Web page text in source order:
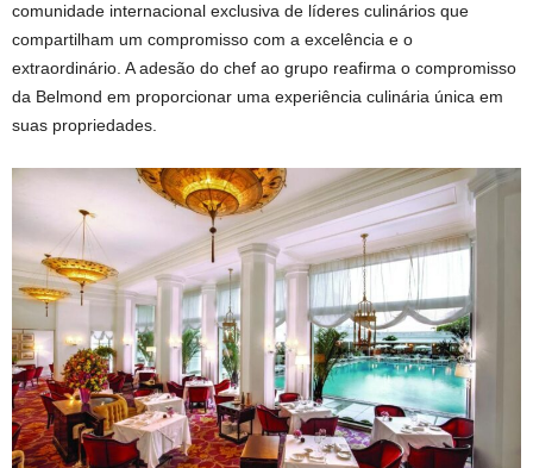
comunidade internacional exclusiva de líderes culinários que
compartilham um compromisso com a excelência e o
extraordinário. A adesão do chef ao grupo reafirma o compromisso
da Belmond em proporcionar uma experiência culinária única em
suas propriedades.